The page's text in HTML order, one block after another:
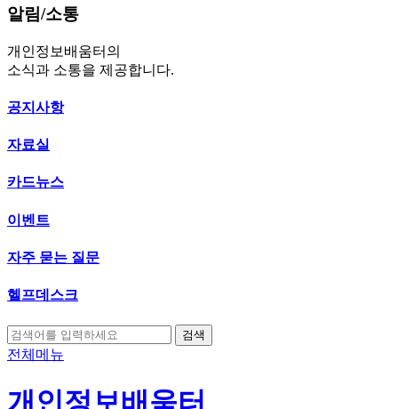
알림/소통
개인정보배움터의
소식과 소통을 제공합니다.
공지사항
자료실
카드뉴스
이벤트
자주 묻는 질문
헬프데스크
검색
전체메뉴
개인정보배움터